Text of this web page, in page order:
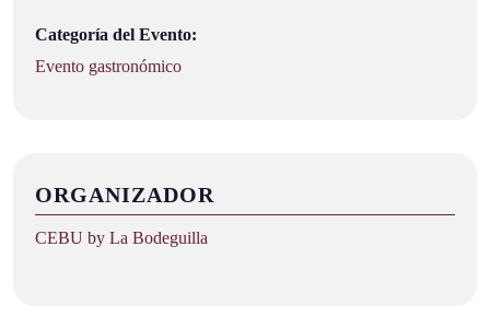
Categoría del Evento:
Evento gastronómico
ORGANIZADOR
CEBU by La Bodeguilla